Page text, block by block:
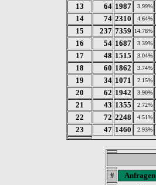
13 64 1987 3.99%
14 74 2310 4.64%
15 237 7359 14.78%
16 54 1687 3.39%
17 48 1515 3.04%
18 60 1862 3.74%
19 34 1071 2.15%
20 62 1942 3.90%
21 43 1355 2.72%
22 72 2248 4.51%
23 47 1460 2.93%
# Anfragen